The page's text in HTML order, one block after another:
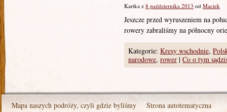
Kartka z 8 października 2013 od Maciek
Jeszcze przed wyruszeniem na
rowery zabraliśmy na północny
Kategorie: Kresy wschodnie,
narodowe, rower | Co o tym
Mapa naszych podróży, czyli gdzie byliśmy Strona autotematyczna